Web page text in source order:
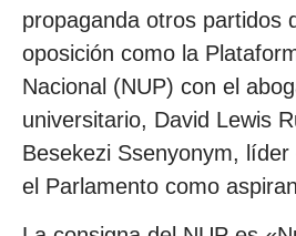
propaganda otros partidos
oposición como la
Nacional (NUP) con el
universitario, David Lewis
Besekezi Ssenyonym,
el Parlamento como